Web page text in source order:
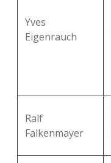
Yves
Eigenrauch
Ralf
Falkenmayer